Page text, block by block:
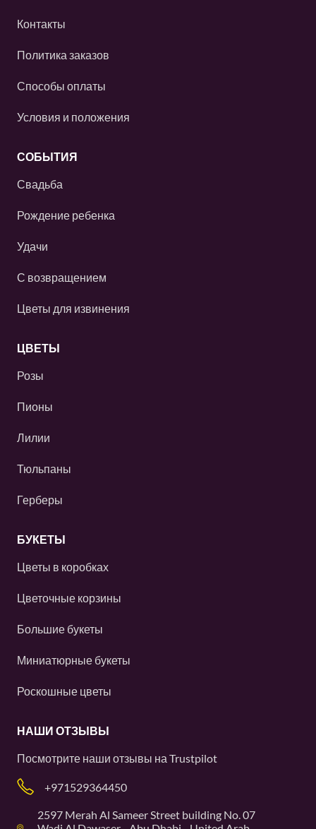
Контакты
Политика заказов
Способы оплаты
Условия и положения
СОБЫТИЯ
Свадьба
Рождение ребенка
Удачи
С возвращением
Цветы для извинения
ЦВЕТЫ
Розы
Пионы
Лилии
Тюльпаны
Герберы
БУКЕТЫ
Цветы в коробках
Цветочные корзины
Большие букеты
Миниатюрные букеты
Роскошные цветы
НАШИ ОТЗЫВЫ
Посмотрите наши отзывы на Trustpilot
+971529364450
2597 Merah Al Sameer Street building No. 07